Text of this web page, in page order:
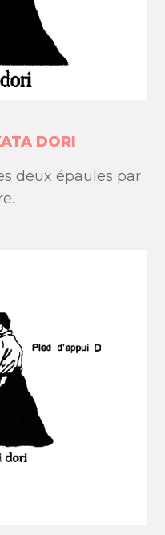
DORI
deux épaules par